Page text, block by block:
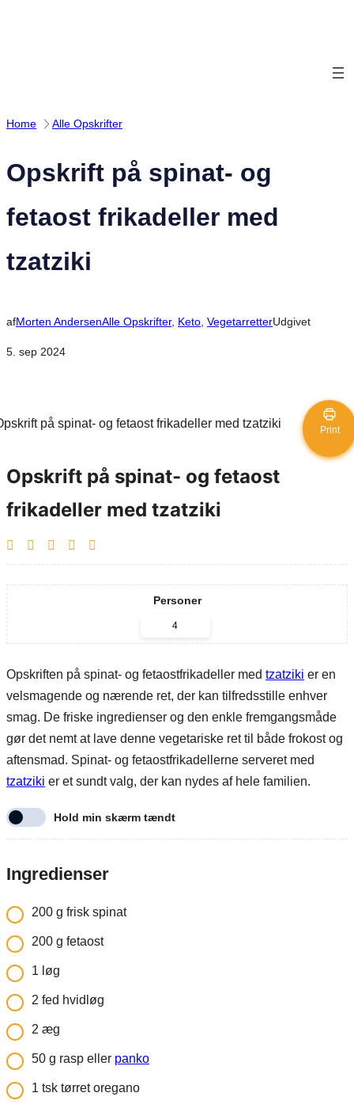
Home Alle Opskrifter
Opskrift på spinat- og
fetaost frikadeller med
tzatziki
afMorten AndersenAlle Opskrifter, Keto VegetarretterUdgivet
5. sep 2024
Print
Opskrift på spinat- og fetaost
frikadeller med tzatziki
Personer
Opskriften på spinat- og fetaostfrikadeller med tzatziki er en
velsmagende og nærende ret, der kan tilfredsstille enhver
smag. De friske ingredienser og den enkle fremgangsmåde
gør det nemt at lave denne vegetariske ret til både frokost og
aftensmad. Spinat- og fetaostfrikadellerne serveret med
tzatziki er et sundt valg, der kan nydes af hele familien.
Hold min skærm tændt
Ingredienser
200 g frisk spinat
200 g fetaost
1 løg
2 fed hvidløg
2 æg
50 g rasp eller panko
1 tsk tørret oregano